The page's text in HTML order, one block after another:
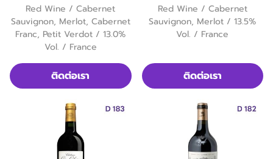
Red Wine / Cabernet
Sauvignon, Merlot, Cabernet
Franc, Petit Verdot / 13.0%
Vol. / France
ติดต่อเรา
Red Wine / Cabernet
Sauvignon, Merlot / 13.5%
Vol. / France
ติดต่อเรา